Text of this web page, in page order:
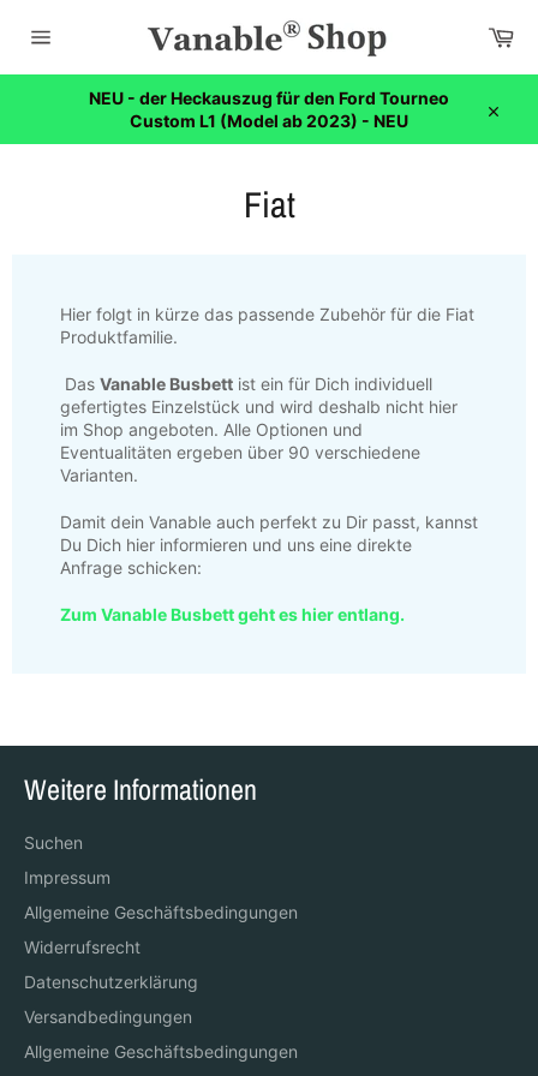
zum
Seitennavigation
NEU - der Heckauszug für den Ford Tourneo
Custom L1 (Model ab 2023) - NEU
Fiat
Hier folgt in kürze das passende Zubehör für die Fiat
Produktfamilie.
Das Vanable Busbett ist ein für Dich individuell
gefertigtes Einzelstück und wird deshalb nicht hier
im Shop angeboten. Alle Optionen und
Eventualitäten ergeben über 90 verschiedene
Varianten.
Damit dein Vanable auch perfekt zu Dir passt, kannst
Du Dich hier informieren und uns eine direkte
Anfrage schicken:
Zum Vanable Busbett geht es hier entlang.
Weitere Informationen
Suchen
Impressum
Allgemeine Geschäftsbedingungen
Widerrufsrecht
Datenschutzerklärung
Versandbedingungen
Allgemeine Geschäftsbedingungen